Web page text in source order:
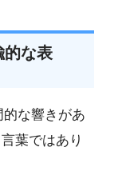
的な表
的な響きがあ
葉ではあり